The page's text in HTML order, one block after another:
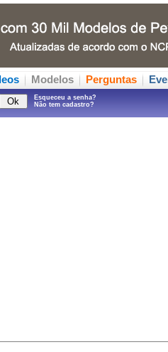
Modelos Perguntas
Esqueceu a senha?
Não tem cadastro?